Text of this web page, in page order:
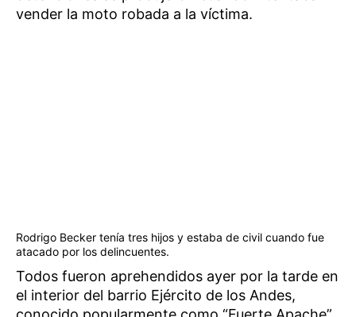
vender la moto robada a la víctima.
Rodrigo Becker tenía tres hijos y estaba de civil cuando fue
atacado por los delincuentes.
Todos fueron aprehendidos ayer por la tarde en
el interior del barrio Ejército de los Andes,